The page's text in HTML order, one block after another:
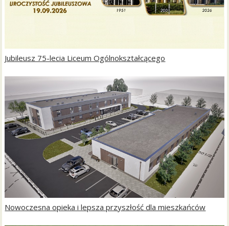
Jubileusz 75-lecia Liceum Ogólnokształcącego
Nowoczesna opieka i lepsza przyszłość dla mieszkańców